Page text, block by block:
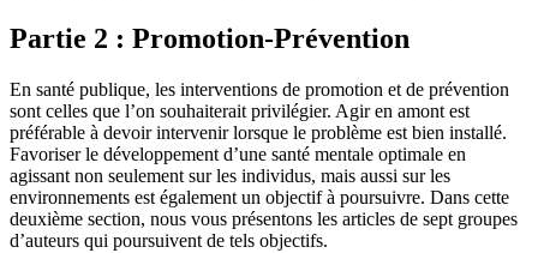
Partie 2 : Promotion-Prévention
En santé publique, les interventions de promotion et de prévention
sont celles que l’on souhaiterait privilégier. Agir en amont est
préférable à devoir intervenir lorsque le problème est bien installé.
Favoriser le développement d’une santé mentale optimale en
agissant non seulement sur les individus, mais aussi sur les
environnements est également un objectif à poursuivre. Dans cette
deuxième section, nous vous présentons les articles de sept groupes
d’auteurs qui poursuivent de tels objectifs.